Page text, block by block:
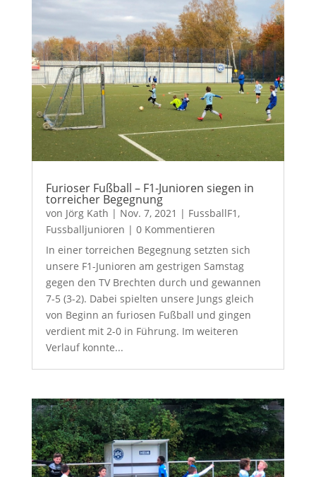
Furioser Fußball – F1-Junioren siegen in
torreicher Begegnung
von Jörg Kath | Nov. 7, 2021 | FussballF1,
Fussballjunioren | 0 Kommentieren
In einer torreichen Begegnung setzten sich
unsere F1-Junioren am gestrigen Samstag
gegen den TV Brechten durch und gewannen
7-5 (3-2). Dabei spielten unsere Jungs gleich
von Beginn an furiosen Fußball und gingen
verdient mit 2-0 in Führung. Im weiteren
Verlauf konnte...